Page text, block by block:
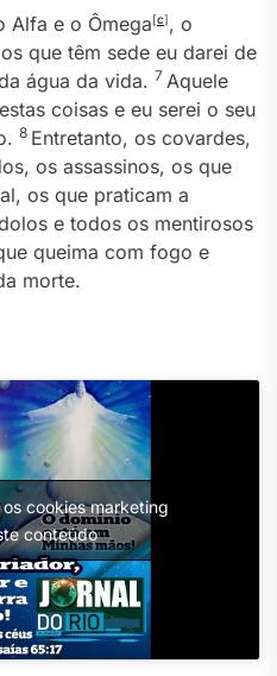
Alfa e o Ômega[c], o
que têm sede eu darei de
água da vida. 7 Aquele
coisas e eu serei o seu
8 Entretanto, os covardes,
os assassinos, os que
os que praticam a
e todos os mentirosos
queima com fogo e
morte.
cookies marketing
conteúdo